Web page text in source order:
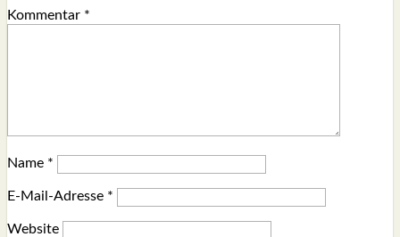
Kommentar *
Name *
E-Mail-Adresse *
Website